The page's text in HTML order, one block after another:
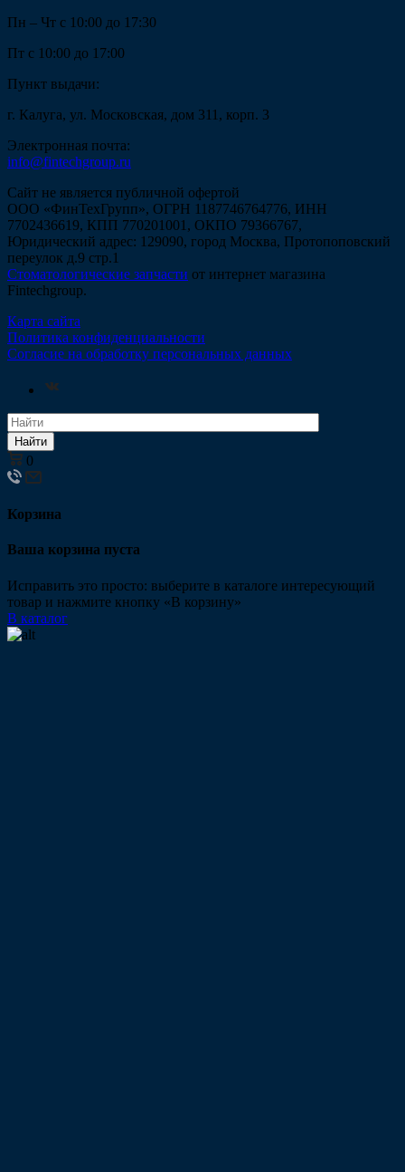
Пн – Чт с 10:00 до 17:30
Пт с 10:00 до 17:00
Пункт выдачи:
г. Калуга, ул. Московская, дом 311, корп. 3
Электронная почта:
info@fintechgroup.ru
Сайт не является публичной офертой
ООО «ФинТехГрупп», ОГРН 1187746764776, ИНН
7702436619, КПП 770201001, ОКПО 79366767,
Юридический адрес: 129090, город Москва, Протопоповский
переулок д.9 стр.1
Стоматологические запчасти от интернет магазина
Fintechgroup.
Карта сайта
Политика конфиденциальности
Согласие на обработку персональных данных
Найти
0
Корзина
Ваша корзина пуста
Исправить это просто: выберите в каталоге интересующий
товар и нажмите кнопку «В корзину»
В каталог